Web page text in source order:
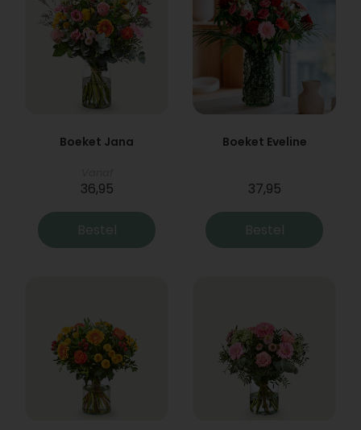
Boeket Jana
36,95
Bestel
Boeket Eveline
37,95
Bestel